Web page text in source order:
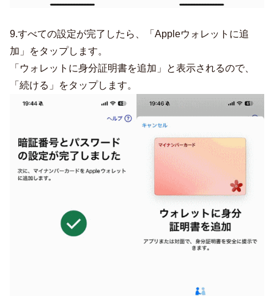
9.すべての設定が完了したら、「Appleウォレットに追
加」をタップします。
「ウォレットに身分証明書を追加」と表示されるので、
「続ける」をタップします。